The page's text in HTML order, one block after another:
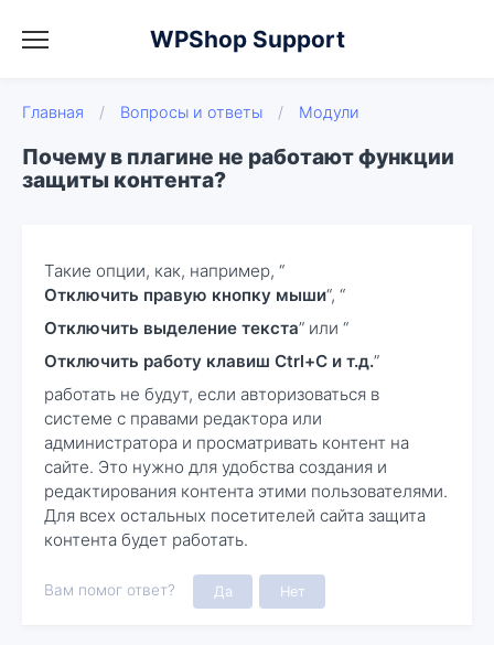
WPShop Support
Главная / Вопросы и ответы / Модули
Почему в плагине не работают функции
защиты контента?
Такие опции, как, например, “
Отключить правую кнопку мыши“, “
Отключить выделение текста” или “
Отключить работу клавиш Ctrl+C и т.д.”
работать не будут, если авторизоваться в
системе с правами редактора или
администратора и просматривать контент на
сайте. Это нужно для удобства создания и
редактирования контента этими пользователями.
Для всех остальных посетителей сайта защита
контента будет работать.
Вам помог ответ? Да Нет